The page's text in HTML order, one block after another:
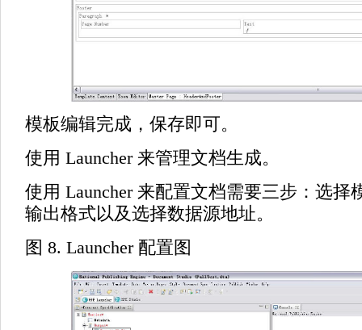
模板编辑完成，保存即可。
使用 Launcher 来管理文档生成。
使用 Launcher 来配置文档需要三步：选择
输出格式以及选择数据源地址。
图 8. Launcher 配置图